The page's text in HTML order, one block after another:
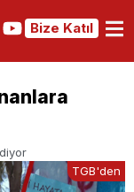
Bize Katıl
TGB'den